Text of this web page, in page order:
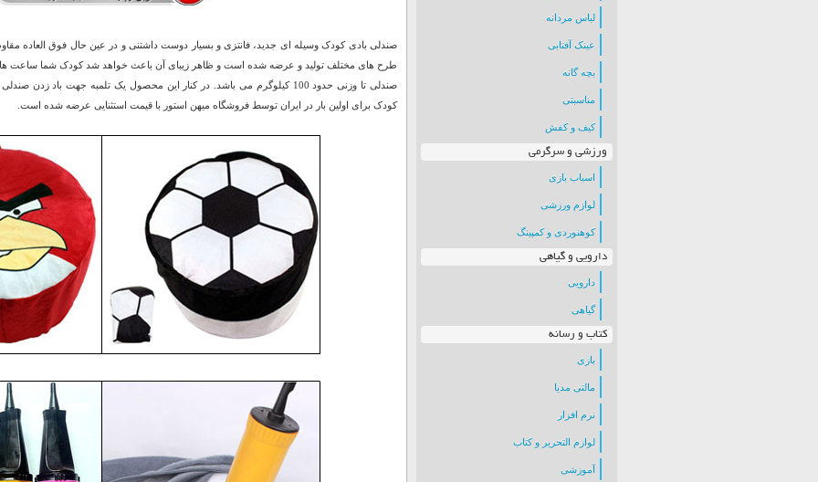
لباس مردانه
عینک آفتابی
بچه گانه
مناسبتی
کیف و کفش
ورزشی و سرگرمی
اسباب بازی
لوازم ورزشی
کوهنوردی و کمپینگ
دارویی و گیاهی
دارویی
گیاهی
کتاب و رسانه
بازی
مالتی مدیا
نرم افزار
لوازم التحریر و کتاب
آموزشی
صندلی بادی کودک وسیله ای جدید، فانتزی و بسیار دوست داشتنی و در عین حال فوق العاده
طرح های مختلف تولید و عرضه شده است و ظاهر زیبای آن باعث خواهد شد کودک شما ساعت
صندلی تا وزنی حدود 100 کیلوگرم می باشد. در کنار این محصول یک تلمبه جهت
کودک برای اولین بار در ایران توسط فروشگاه میهن استور با قیمت استثنایی عرضه شده است.